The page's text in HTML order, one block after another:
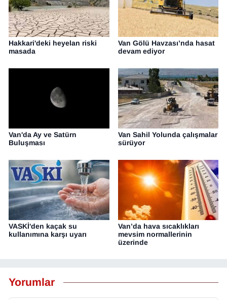
Hakkari'deki heyelan riski
masada
Van Gölü Havzası’nda hasat
devam ediyor
Van'da Ay ve Satürn
Buluşması
Van Sahil Yolunda çalışmalar
sürüyor
VASKİ'den kaçak su
kullanımına karşı uyarı
Van’da hava sıcaklıkları
mevsim normallerinin
üzerinde
Yorumlar